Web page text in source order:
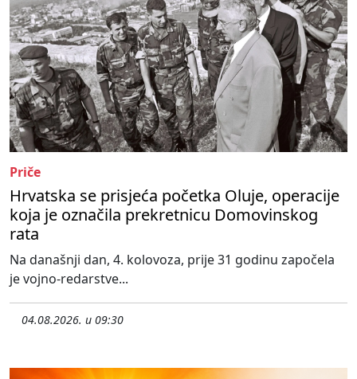
Priče
Hrvatska se prisjeća početka Oluje, operacije
koja je označila prekretnicu Domovinskog
rata
Na današnji dan, 4. kolovoza, prije 31 godinu započela
je vojno-redarstve...
04.08.2026. u 09:30